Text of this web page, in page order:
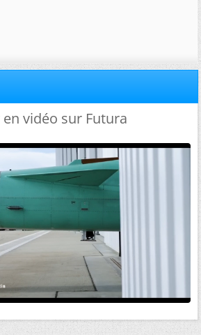
vidéo sur Futura